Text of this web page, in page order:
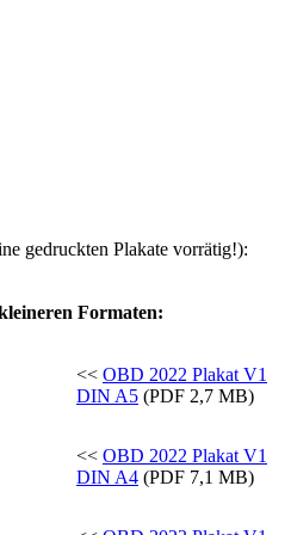
gedruckten Plakate vorrätig!):
Formaten:
<< OBD 2022 Plakat V1
DIN A5 (PDF 2,7 MB)
<< OBD 2022 Plakat V1
DIN A4 (PDF 7,1 MB)